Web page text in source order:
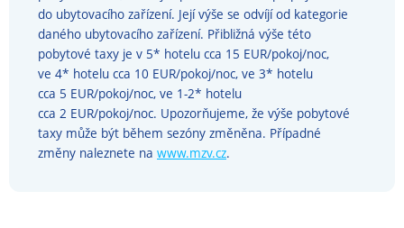
do ubytovacího zařízení. Její výše se odvíjí od kategorie
daného ubytovacího zařízení. Přibližná výše této
pobytové taxy je v 5* hotelu cca 15 EUR/pokoj/noc,
ve 4* hotelu cca 10 EUR/pokoj/noc, ve 3* hotelu
cca 5 EUR/pokoj/noc, ve 1-2* hotelu
cca 2 EUR/pokoj/noc. Upozorňujeme, že výše pobytové
taxy může být během sezóny změněna. Případné
změny naleznete na www.mzv.cz.